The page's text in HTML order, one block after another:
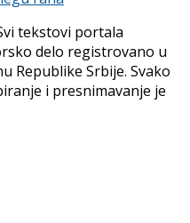
tekstovi portala
delo registrovano u
Republike Srbije. Svako
i presnimavanje je